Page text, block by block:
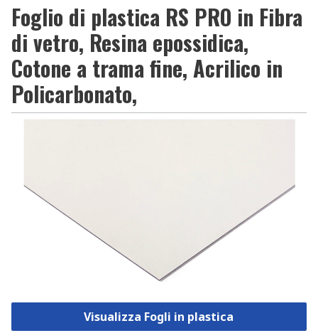
Foglio di plastica RS PRO in Fibra
di vetro, Resina epossidica,
Cotone a trama fine, Acrilico in
Policarbonato,
Visualizza Fogli in plastica